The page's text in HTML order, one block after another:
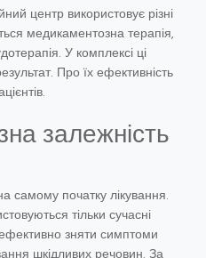
центр використовує різні
медикаментозна терапія,
У комплексі ці
Про їх ефективність
залежність
самому початку лікування.
тільки сучасні
зняти симптоми
шкідливих речовин. За